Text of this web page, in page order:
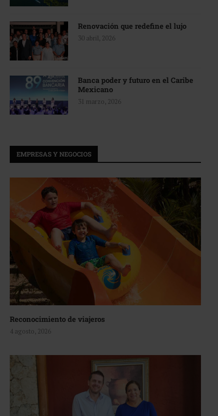
Renovación que redefine el lujo
30 abril, 2026
Banca poder y futuro en el Caribe
Mexicano
31 marzo, 2026
EMPRESAS Y NEGOCIOS
Reconocimiento de viajeros
4 agosto, 2026